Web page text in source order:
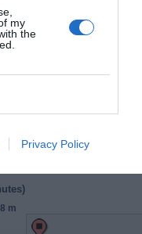
my
the
Privacy Policy
m